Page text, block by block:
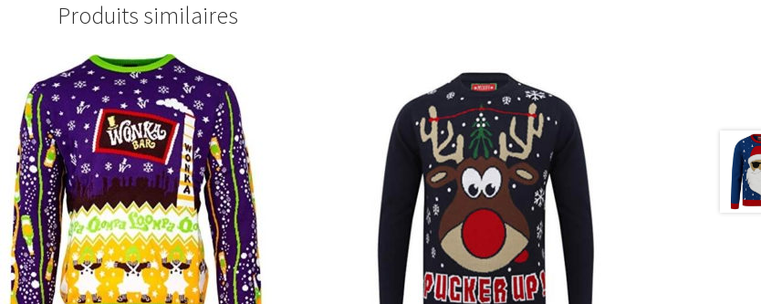
Produits similaires